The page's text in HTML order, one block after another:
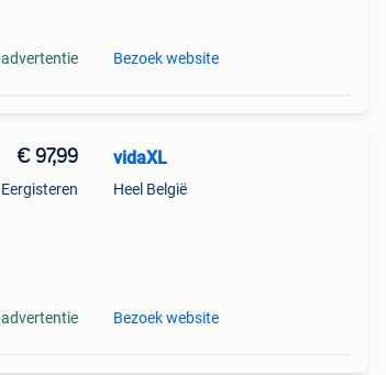
Bezoek website
€ 97,99
Eergisteren
vidaXL
Heel België
Bezoek website